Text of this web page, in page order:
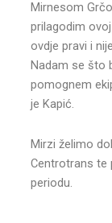
Mirnesom
prilagodim
ovdje pravi i
Nadam se što
pomognem
je Kapić.
Mirzi želimo
Centrotrans te
periodu.